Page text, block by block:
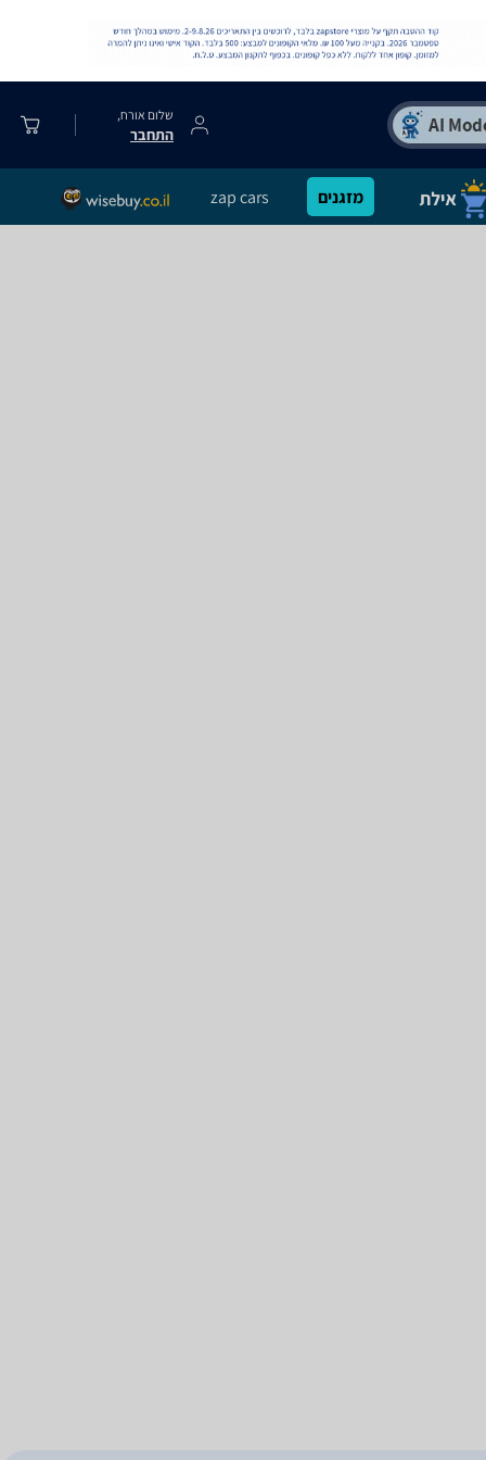
שלום אורח,
התחבר
מזגנים zap cars